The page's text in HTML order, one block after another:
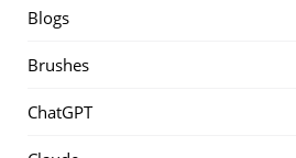
Blogs
Brushes
ChatGPT